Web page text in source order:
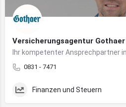
Versicherungsagentur Gothaer
Ihr kompetenter Ansprechpartner
0831 - 7471
Finanzen und Steuern